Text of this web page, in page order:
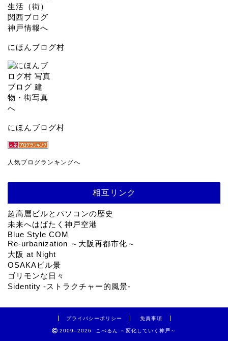
にほんブログ村
にほんブログ村
人気ブログランキングへ
相互リンク
超高層ビルとパソコンの歴史
未来へはばたく神戸空港
Blue Style COM
Re-urbanization ～大阪再都市化～
大阪 at Night
OSAKAビル景
ゴリモンな日々
Sidentity -ストラクチャー的風景-
プライバシーポリシー 免責事項
2009–2026 こべるん ～変化していく神戸～